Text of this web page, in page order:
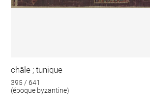
châle ; tunique
395 / 641
(époque byzantine)